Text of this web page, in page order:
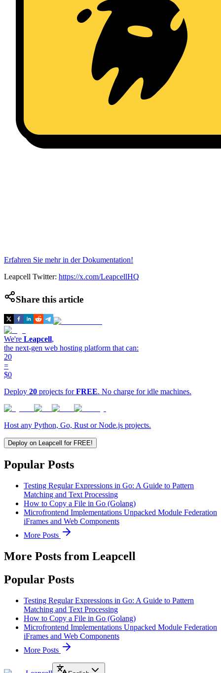
Erfahren Sie mehr in der Dokumentation!
Leapcell Twitter: https://x.com/LeapcellHQ
Share this article
We're Leapcell,
the next-gen web hosting platform that can:
20
=
$0
Deploy 20 projects forFREE. No charge for idle machines.
Host any Python, Go, Rust or Node.js projects.
Deploy on Leapcell for FREE!
Popular Posts
Testing Regular Expressions in Go: A Guide to Pattern
Matching and Text Processing
How to Copy a File in Go (Golang)
Microfrontend Implementations Unpacked Module Federation
iFrames and Web Components
More Posts
More Posts from Leapcell
Popular Posts
Testing Regular Expressions in Go: A Guide to Pattern
Matching and Text Processing
How to Copy a File in Go (Golang)
Microfrontend Implementations Unpacked Module Federation
iFrames and Web Components
More Posts